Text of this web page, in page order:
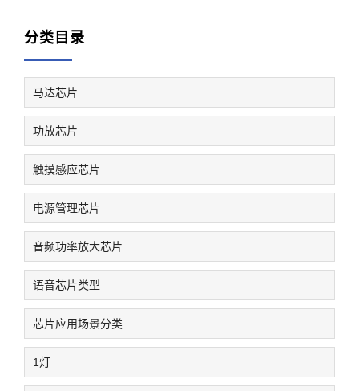
分类目录
马达芯片
功放芯片
触摸感应芯片
电源管理芯片
音频功率放大芯片
语音芯片类型
芯片应用场景分类
1灯